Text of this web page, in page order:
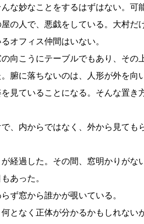
な妙なことをするはずはない。可
の人で、悪戯をしている。大村だ
オフィス仲間はいない。
向こうにテーブルでもあり、その
腑に落ちないのは、人形が外を向
見ていることになる。そんな置き
、内からではなく、外から見ても
経過した。その間、窓明かりがな
あった。
ず窓から誰かが覗いている。
となく正体が分かるかもしれないが